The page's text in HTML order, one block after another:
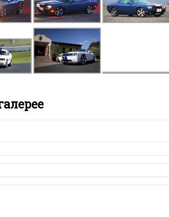
на сайте, вам нужно придерживаться
короткой — избегайте односложных и чисто
обсуждения.
оскорбления и нецензурную лексику, а
направленные на разжигание расовой,